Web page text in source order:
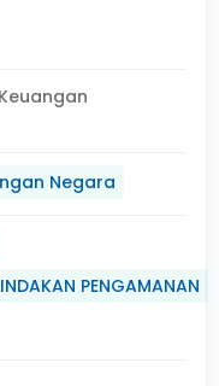
Negara
PENGAMANAN